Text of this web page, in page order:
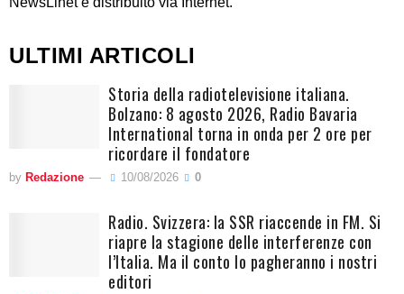
ULTIMI ARTICOLI
Storia della radiotelevisione italiana.
Bolzano: 8 agosto 2026, Radio Bavaria
International torna in onda per 2 ore per
ricordare il fondatore
by Redazione 10/08/2026 0
Radio. Svizzera: la SSR riaccende in FM. Si
riapre la stagione delle interferenze con
l’Italia. Ma il conto lo pagheranno i nostri
editori